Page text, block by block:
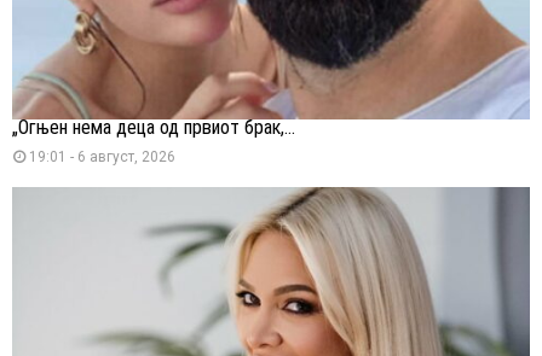
„Огњен нема деца од првиот брак,...
19:01 - 6 август, 2026